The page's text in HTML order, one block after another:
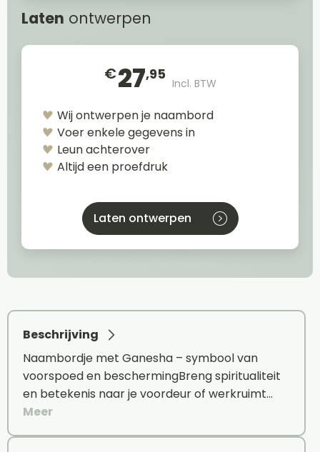
Laten ontwerpen
€27,95
Incl. BTW
Wij ontwerpen je naambord
Voer enkele gegevens in
Leun achterover
Altijd een proefdruk
Laten ontwerpen
Beschrijving
Naambordje met Ganesha – symbool van
voorspoed en beschermingBreng spiritualiteit
en betekenis naar je voordeur of werkruimt…
Meer